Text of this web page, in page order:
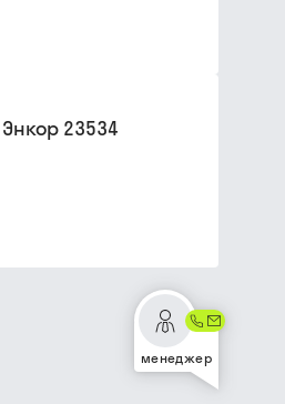
23534
менеджер